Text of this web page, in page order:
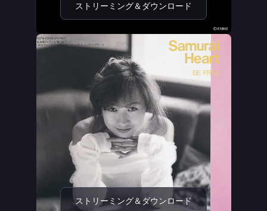
ストリーミング＆ダウンロード
ストリーミング＆ダウンロード